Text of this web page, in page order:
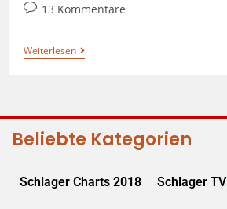
13 Kommentare
Weiterlesen
Beliebte Kategorien
Schlager Charts 2018 Schlager TV